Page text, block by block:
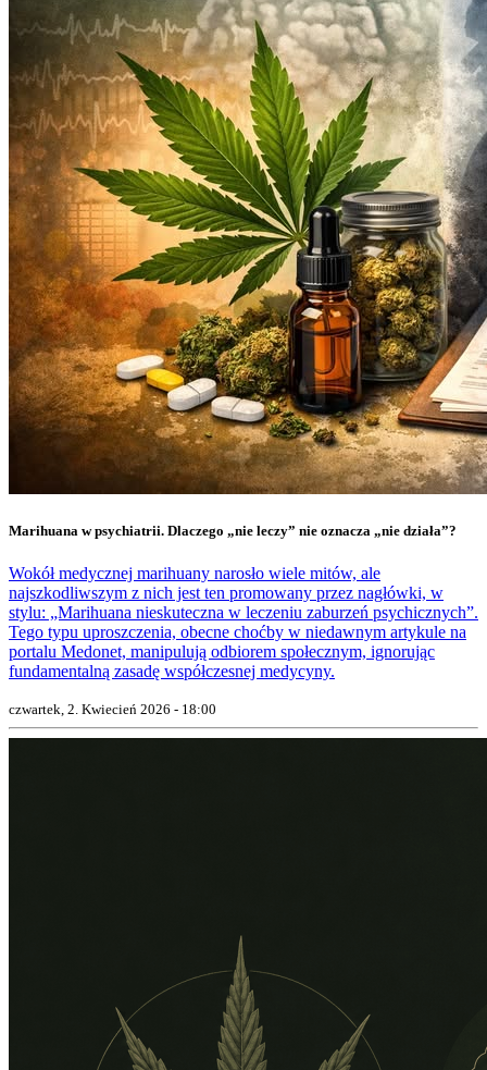
Marihuana w psychiatrii. Dlaczego „nie leczy” nie oznacza „nie działa”?
Wokół medycznej marihuany narosło wiele mitów, ale
najszkodliwszym z nich jest ten promowany przez nagłówki, w
stylu: „Marihuana nieskuteczna w leczeniu zaburzeń psychicznych”.
Tego typu uproszczenia, obecne choćby w niedawnym artykule na
portalu Medonet, manipulują odbiorem społecznym, ignorując
fundamentalną zasadę współczesnej medycyny.
czwartek, 2. Kwiecień 2026 - 18:00